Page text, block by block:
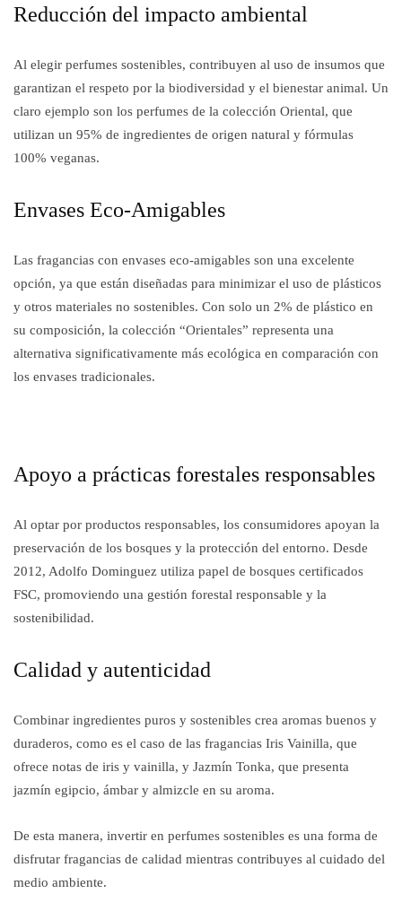
Reducción del impacto ambiental
Al elegir perfumes sostenibles, contribuyen al uso de insumos que
garantizan el respeto por la biodiversidad y el bienestar animal. Un
claro ejemplo son los perfumes de la colección Oriental, que
utilizan un 95% de ingredientes de origen natural y fórmulas
100% veganas.
Envases Eco-Amigables
Las fragancias con envases eco-amigables son una excelente
opción, ya que están diseñadas para minimizar el uso de plásticos
y otros materiales no sostenibles. Con solo un 2% de plástico en
su composición, la colección “Orientales” representa una
alternativa significativamente más ecológica en comparación con
los envases tradicionales.
Apoyo a prácticas forestales responsables
Al optar por productos responsables, los consumidores apoyan la
preservación de los bosques y la protección del entorno. Desde
2012, Adolfo Dominguez utiliza papel de bosques certificados
FSC, promoviendo una gestión forestal responsable y la
sostenibilidad.
Calidad y autenticidad
Combinar ingredientes puros y sostenibles crea aromas buenos y
duraderos, como es el caso de las fragancias Iris Vainilla, que
ofrece notas de iris y vainilla, y Jazmín Tonka, que presenta
jazmín egipcio, ámbar y almizcle en su aroma.
De esta manera, invertir en perfumes sostenibles es una forma de
disfrutar fragancias de calidad mientras contribuyes al cuidado del
medio ambiente.